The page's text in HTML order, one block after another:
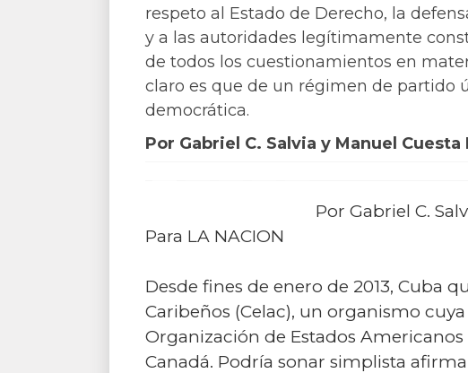
respeto al Estado de Derecho, la
y a las autoridades legítimamente
de todos los cuestionamientos en
claro es que de un régimen de partido
democrática.
Por Gabriel C. Salvia y Manuel Cuesta
Por Gabriel C.
Para LA NACION
Desde fines de enero de 2013, Cuba
Caribeños (Celac), un organismo
Organización de Estados
Canadá. Podría sonar simplista